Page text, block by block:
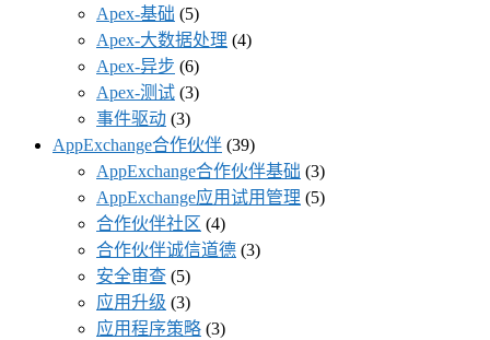
Apex-基础 (5)
Apex-大数据处理 (4)
Apex-异步 (6)
Apex-测试 (3)
事件驱动 (3)
AppExchange合作伙伴 (39)
AppExchange合作伙伴基础 (3)
AppExchange应用试用管理 (5)
合作伙伴社区 (4)
合作伙伴诚信道德 (3)
安全审查 (5)
应用升级 (3)
应用程序策略 (3)